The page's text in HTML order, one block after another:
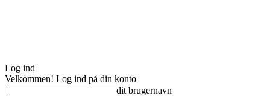
Log ind
Velkommen! Log ind på din konto
dit brugernavn